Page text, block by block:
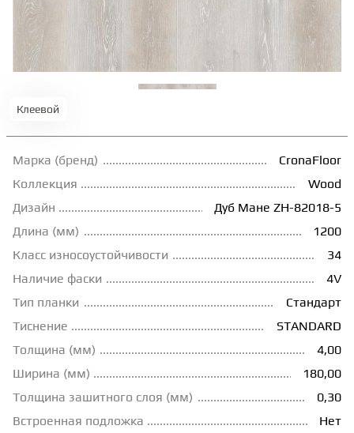
КОВРОВАЯ ПЛИТКА
МОДУЛЬНЫЕ ПВХ
КЛЕЙ
НАЛИВНОЙ ПОЛ
ТЕПЛЫЙ ПОЛ
Клеевой
Марка (бренд)
CronaFloor
Коллекция
Wood
Дизайн
Дуб Мане ZH-82018-5
Длина (мм)
1200
Класс износоустойчивости
34
Наличие фаски
4V
Тип планки
Стандарт
Тиснение
STANDARD
Толщина (мм)
4,00
Ширина (мм)
180,00
Толщина зашитного слоя (мм)
0,30
Встроенная подложка
Нет